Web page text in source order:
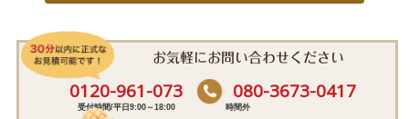
お気軽にお問い合わせください
080-3673-0417
時間外
0120-961-073
受付時間/平日9:00～18:00